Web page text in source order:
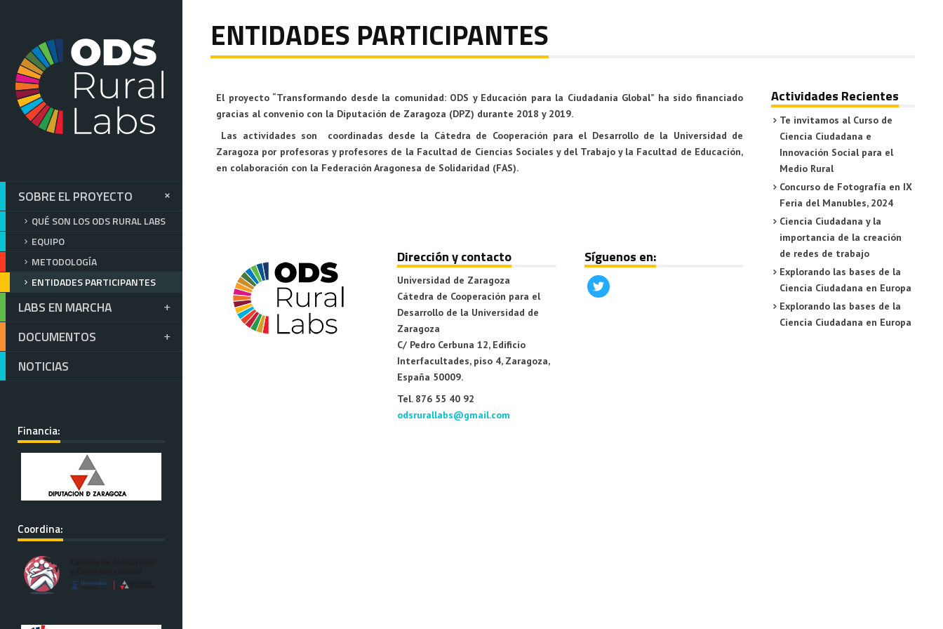
SOBRE EL PROYECTO
QUÉ SON LOS ODS RURAL LABS
EQUIPO
METODOLOGÍA
ENTIDADES PARTICIPANTES
LABS EN MARCHA
DOCUMENTOS
NOTICIAS
Financia:
Coordina:
ENTIDADES PARTICIPANTES
El proyecto “Transformando desde la comunidad: ODS y Educación para la Ciudadanía Global” ha sido financiado
gracias al convenio con la Diputación de Zaragoza (DPZ) durante 2018 y 2019.
Las actividades son coordinadas desde la Cátedra de Cooperación para el Desarrollo de la Universidad de
Zaragoza por profesoras y profesores de la Facultad de Ciencias Sociales y del Trabajoy la Facultad de Educación,
en colaboración con la Federación Aragonesa de Solidaridad (FAS).
Dirección y contacto
Universidad de Zaragoza
Cátedra de Cooperación para el
Desarrollo de la Universidad de
Zaragoza
C/ Pedro Cerbuna 12, Edificio
Interfacultades, piso 4, Zaragoza,
España 50009.
Tel. 876 55 40 92
odsrurallabs@gmail.com
Síguenos en:
Actividades Recientes
Te invitamos al Curso de
Ciencia Ciudadana e
Innovación Social para el
Medio Rural
Concurso de Fotografía en IX
Feria del Manubles, 2024
Ciencia Ciudadana y la
importancia de la creación
de redes de trabajo
Explorando las bases de la
Ciencia Ciudadana en Europa
Explorando las bases de la
Ciencia Ciudadana en Europa